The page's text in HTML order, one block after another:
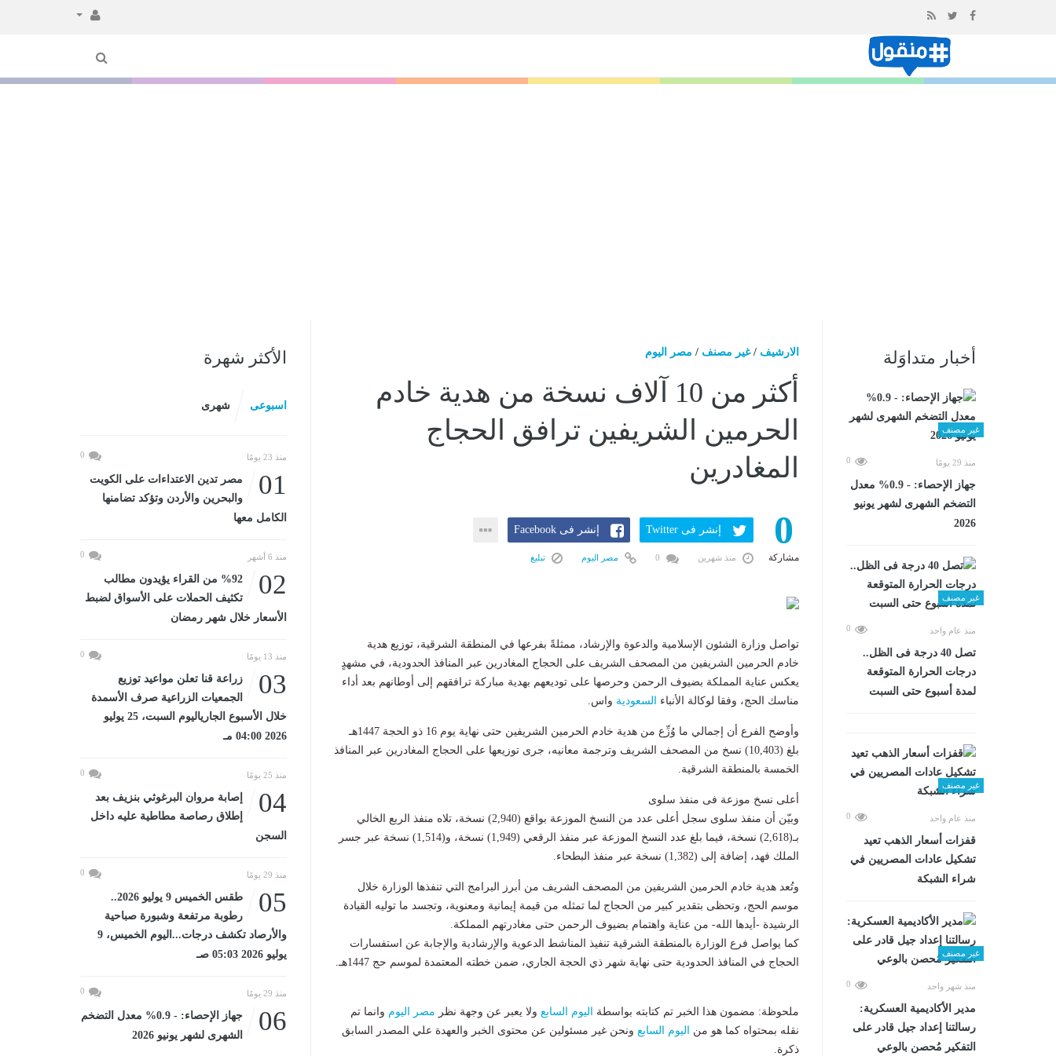
المحتوى
أخبار متداوَلة
غير مصنف
منذ 29 يومًا 0
جهاز الإحصاء: - 0.9% معدل
التضخم الشهرى لشهر يونيو
2026
غير مصنف
منذ عام واحد 0
تصل 40 درجة فى الظل..
درجات الحرارة المتوقعة
لمدة أسبوع حتى السبت
غير مصنف
منذ عام واحد 0
قفزات أسعار الذهب تعيد
تشكيل عادات المصريين في
شراء الشبكة
غير مصنف
منذ شهر واحد 0
مدير الأكاديمية العسكرية:
رسالتنا إعداد جيل قادر على
التفكير مُحصن بالوعي
الارشيف /غير مصنف / مصر اليوم
أكثر من 10 آلاف نسخة من هدية خادم
الحرمين الشريفين ترافق الحجاج
المغادرين
0
مشاركة
إنشر فى Twitter إنشر فى Facebook
منذ شهرين مصر اليوم تبليغ
تواصل وزارة الشئون الإسلامية والدعوة والإرشاد، ممثلةً بفرعها في المنطقة الشرقية، توزيع هدية
خادم الحرمين الشريفين من المصحف الشريف على الحجاج المغادرين عبر المنافذ الحدودية، في مشهدٍ
يعكس عناية المملكة بضيوف الرحمن وحرصها على توديعهم بهدية مباركة ترافقهم إلى أوطانهم بعد أداء
مناسك الحج، وفقا لوكالة الأنباء
السعودية واس.
وأوضح الفرع أن إجمالي ما وُزِّع من هدية خادم الحرمين الشريفين حتى نهاية يوم 16 ذو الحجة 1447هـ
بلغ (10,403) نسخ من المصحف الشريف وترجمة معانيه، جرى توزيعها على الحجاج المغادرين عبر المنافذ
الخمسة بالمنطقة الشرقية.
أعلى نسخ موزعة فى منفذ سلوى
وبيّن أن منفذ سلوى سجل أعلى عدد من النسخ الموزعة بواقع (2,940) نسخة، تلاه منفذ الربع الخالي
بـ(2,618) نسخة، فيما بلغ عدد النسخ الموزعة عبر منفذ الرقعي (1,949) نسخة، و(1,514) نسخة عبر جسر
الملك فهد، إضافة إلى (1,382) نسخة عبر منفذ البطحاء.
وتُعد هدية خادم الحرمين الشريفين من المصحف الشريف من أبرز البرامج التي تنفذها الوزارة خلال
موسم الحج، وتحظى بتقدير كبير من الحجاج لما تمثله من قيمة إيمانية ومعنوية، وتجسد ما توليه القيادة
الرشيدة -أيدها الله- من عناية واهتمام بضيوف الرحمن حتى مغادرتهم المملكة.
كما يواصل فرع الوزارة بالمنطقة الشرقية تنفيذ المناشط الدعوية والإرشادية والإجابة عن استفسارات
الحجاج في المنافذ الحدودية حتى نهاية شهر ذي الحجة الجاري، ضمن خطته المعتمدة لموسم حج 1447هـ.
ملحوظة: مضمون هذا الخبر تم كتابته بواسطة اليوم السابع ولا يعبر عن وجهة نظر مصر اليوم وانما تم
نقله بمحتواه كما هو من
اليوم السابع ونحن غير مسئولين عن محتوى الخبر والعهدة علي المصدر السابق
ذكرة.
الأكثر شهرة
اسبوعى شهرى
منذ 23 يومًا 0
01
مصر تدين الاعتداءات على الكويت
والبحرين والأردن وتؤكد تضامنها
الكامل معها
منذ 6 أشهر 0
02
%92 من القراء يؤيدون مطالب
تكثيف الحملات على الأسواق لضبط
الأسعار خلال شهر رمضان
منذ 13 يومًا 0
03
زراعة قنا تعلن مواعيد توزيع
الجمعيات الزراعية صرف الأسمدة
خلال الأسبوع الجارياليوم السبت، 25 يوليو
2026 04:00 مـ
منذ 25 يومًا 0
04
إصابة مروان البرغوثي بنزيف بعد
إطلاق رصاصة مطاطية عليه داخل
السجن
منذ 29 يومًا 0
05
طقس الخميس 9 يوليو 2026..
رطوبة مرتفعة وشبورة صباحية
والأرصاد تكشف درجات...اليوم الخميس، 9
يوليو 2026 05:03 صـ
منذ 29 يومًا 0
06
جهاز الإحصاء: - 0.9% معدل التضخم
الشهرى لشهر يونيو 2026